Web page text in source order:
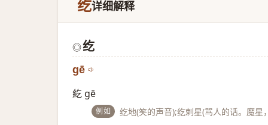
纥详细解释
◎纥
gē
紇 gē
例如 纥地(笑的声音);纥刺星(骂人的话。魔星